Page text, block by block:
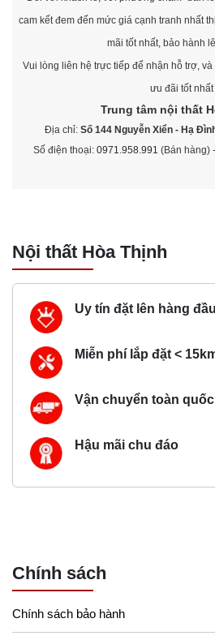
cam kết đem đến mức giá cạnh tranh nhất
mãi tốt nhất, bảo hành
Vui lòng liên hệ trực tiếp để nhận hỗ trợ,
ưu đãi tốt nhất
Trung tâm nội thất
Địa chỉ: Số 144 Nguyễn Xiển - Hạ
Số điện thoại: 0971.958.991 (Bán hàng) -
Nội thất Hòa Thịnh
Uy tín đặt lên hàng đầu
Miễn phí lắp đặt <
Vận chuyển toàn quốc
Hậu mãi chu đáo
Chính sách
Chính sách bảo hành